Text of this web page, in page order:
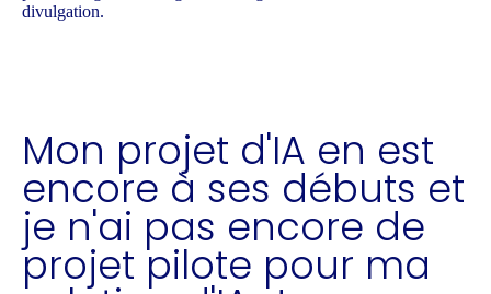
divulgation.
Mon projet d'IA en est
encore à ses débuts et
je n'ai pas encore de
projet pilote pour ma